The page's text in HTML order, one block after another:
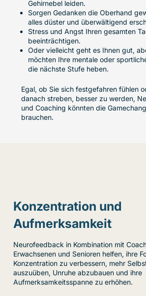
Gehirnebel leiden.
Sorgen Gedanken die Oberhand
alles düster und überwältigend
Stress und Angst Ihren gesamten
beeinträchtigen.
Oder vielleicht geht es Ihnen gut,
möchten Ihre mentale oder
die nächste Stufe heben.
Egal, ob Sie sich festgefahren fühlen
danach streben, besser zu werden,
und Coaching könnten die
brauchen.
Konzentration und
Aufmerksamkeit
Neurofeedback in Kombination mit
Erwachsenen und Senioren helfen, ihre
Konzentration zu verbessern, mehr
auszuüben, Unruhe abzubauen und ihre
Aufmerksamkeitsspanne zu erhöhen.